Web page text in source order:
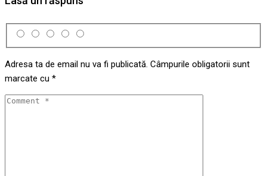
Adresa ta de email nu va fi publicată. Câmpurile obligatorii sunt
marcate cu *